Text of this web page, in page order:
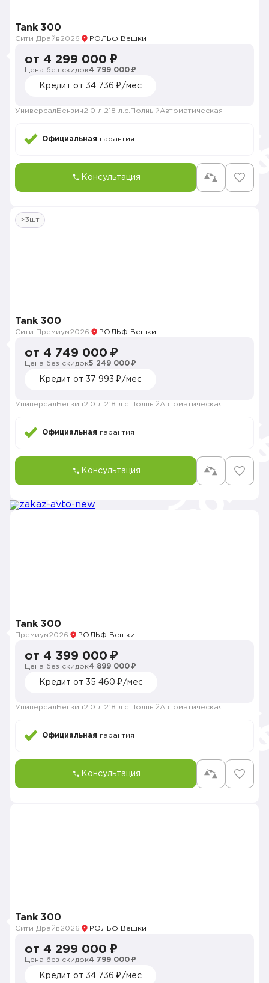
Tank 300
Сити Драйв2026 РОЛЬФ Вешки
от 4 299 000 ₽
Цена без скидок4 799 000 ₽
Кредит от 34 736 ₽/мес
Универсал Бензин2.0 л. 218 л.с. ПолныйАвтоматическая
Официальная гарантия
Консультация
>3шт
Tank 300
Сити Премиум2026 РОЛЬФ Вешки
от 4 749 000 ₽
Цена без скидок5 249 000 ₽
Кредит от 37 993 ₽/мес
Универсал Бензин2.0 л. 218 л.с. ПолныйАвтоматическая
Официальная гарантия
Консультация
Tank 300
Премиум2026 РОЛЬФ Вешки
от 4 399 000 ₽
Цена без скидок4 899 000 ₽
Кредит от 35 460 ₽/мес
Универсал Бензин2.0 л. 218 л.с. ПолныйАвтоматическая
Официальная гарантия
Консультация
Tank 300
Сити Драйв2026 РОЛЬФ Вешки
от 4 299 000 ₽
Цена без скидок4 799 000 ₽
Кредит от 34 736 ₽/мес